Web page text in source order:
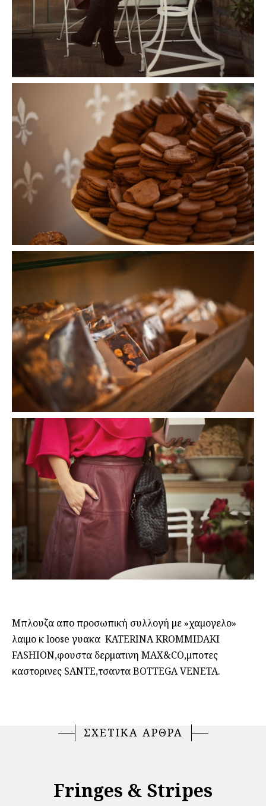
Μπλουζα απο προσωπική συλλογή με »χαμογελο»
λαιμο κ loose γυακα KATERINA KROMMIDAKI
FASHION,φουστα δερματινη MAX&CO,μποτες
καστορινες SANTE,τσαντα BOTTEGA VENETA.
ΣΧΕΤΙΚΑ ΑΡΘΡΑ
Fringes & Stripes